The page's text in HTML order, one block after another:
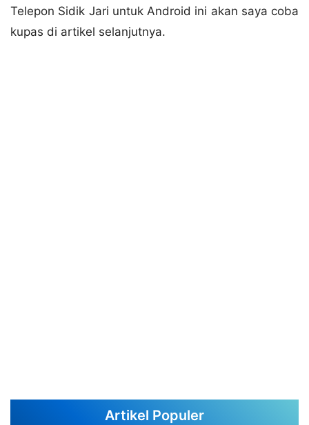
Telepon Sidik Jari untuk Android ini akan saya coba
kupas di artikel selanjutnya.
Artikel Populer